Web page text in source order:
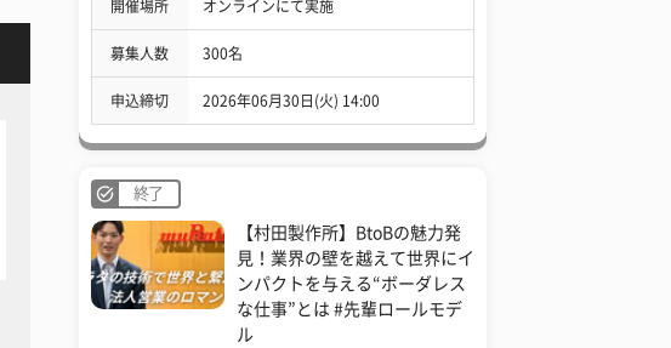
開催場所 オンラインにて実施
募集人数 300名
申込締切 2026年06月30日(火) 14:00
終了
【村田製作所】BtoBの魅力発
見！業界の壁を越えて世界にイ
ンパクトを与える“ボーダレス
な仕事”とは #先輩ロールモデ
ル